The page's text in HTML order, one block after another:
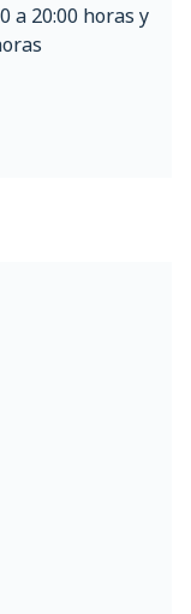
a 20:00 horas y